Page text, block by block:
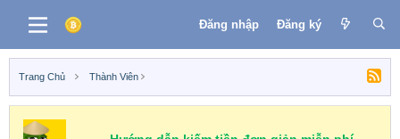
Đăng nhập Đăng ký
Trang Chủ Thành Viên